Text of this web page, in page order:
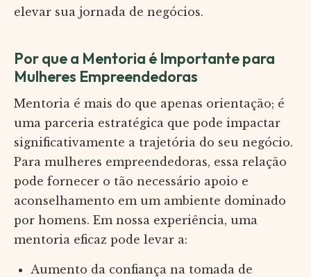
elevar sua jornada de negócios.
Por que a Mentoria é Importante para
Mulheres Empreendedoras
Mentoria é mais do que apenas orientação; é
uma parceria estratégica que pode impactar
significativamente a trajetória do seu negócio.
Para mulheres empreendedoras, essa relação
pode fornecer o tão necessário apoio e
aconselhamento em um ambiente dominado
por homens. Em nossa experiência, uma
mentoria eficaz pode levar a:
Aumento da confiança na tomada de